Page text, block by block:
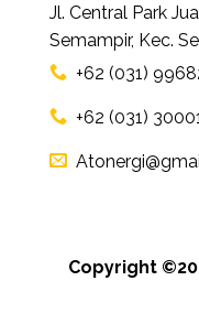
Jl. Central Park
Semampir, Kec.
+62 (031)
+62 (031)
Copyright